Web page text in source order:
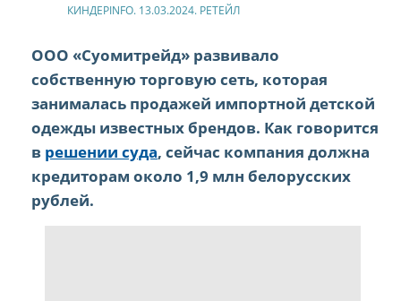
КИНДЕРINFO. 13.03.2024. РЕТЕЙЛ
ООО «Суомитрейд» развивало
собственную торговую сеть, которая
занималась продажей импортной детской
одежды известных брендов. Как говорится
в решении суда, сейчас компания должна
кредиторам около 1,9 млн белорусских
рублей.